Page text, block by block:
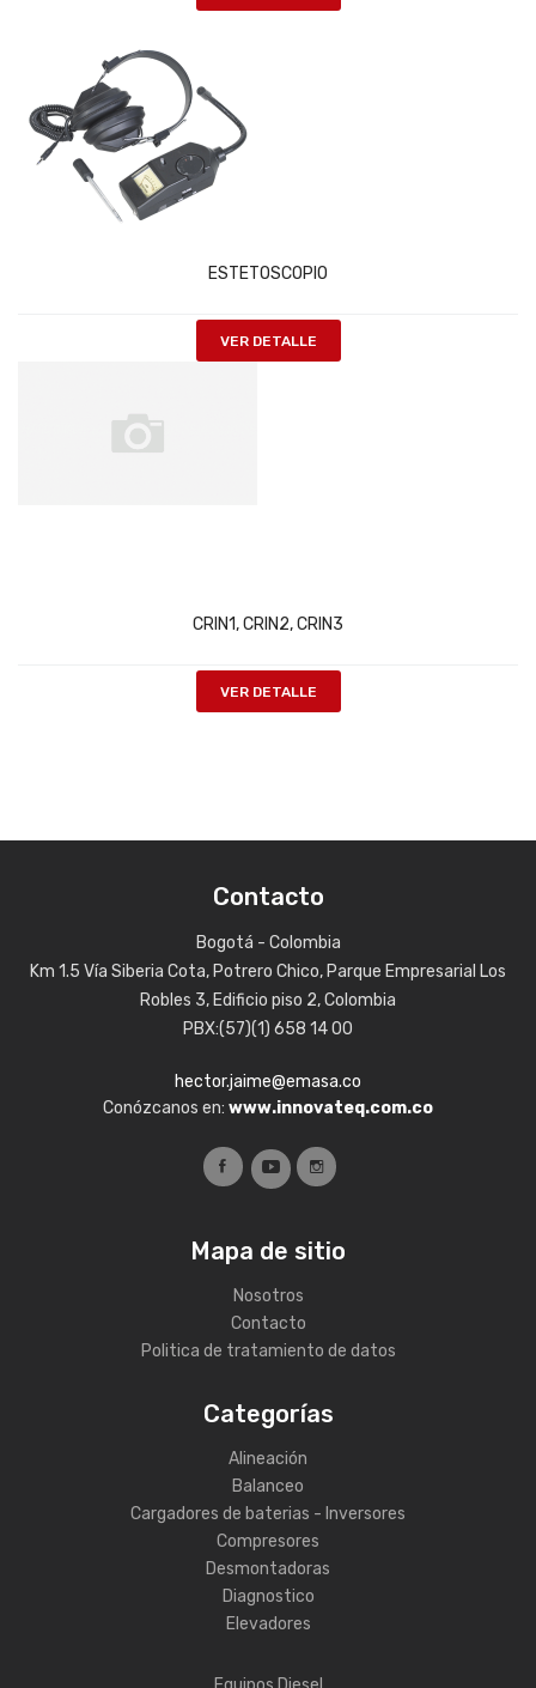
ESTETOSCOPIO
VER DETALLE
CRIN1, CRIN2, CRIN3
VER DETALLE
Contacto
Bogotá - Colombia
Km 1.5 Vía Siberia Cota, Potrero Chico, Parque Empresarial Los
Robles 3, Edificio piso 2, Colombia
PBX:(57)(1) 658 14 00
hector.jaime@emasa.co
Conózcanos en: www.innovateq.com.co
Mapa de sitio
Nosotros
Contacto
Politica de tratamiento de datos
Categorías
Alineación
Balanceo
Cargadores de baterias - Inversores
Compresores
Desmontadoras
Diagnostico
Elevadores